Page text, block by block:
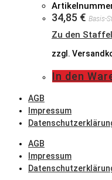
34,85 € Basis-
Zu den
zzgl.
In den
AGB
Impressum
AGB
Impressum